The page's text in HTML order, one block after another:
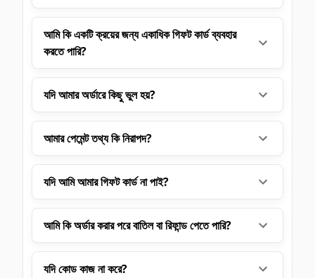
আমি কি একটি ক্রয়ের জন্য একাধিক গিফট কার্ড ব্যবহার
করতে পারি?
যদি আমার অর্ডারে কিছু ভুল হয়?
আমার পেমেন্ট তথ্য কি নিরাপদ?
যদি আমি আমার গিফট কার্ড না পাই?
আমি কি অর্ডার করার পরে বাতিল বা রিফান্ড পেতে পারি?
যদি কোড কাজ না করে?